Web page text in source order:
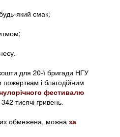
який смак;
для 20-ї бригади НГУ
і благодійним
фестивалю
тисячі гривень.
обмежена, можна за